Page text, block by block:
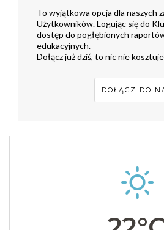
To wyjątkowa opcja dla naszych
Użytkowników. Logując się do
dostęp do pogłębionych
edukacyjnych.
Dołącz już dziś, to nic nie
DOŁĄCZ DO